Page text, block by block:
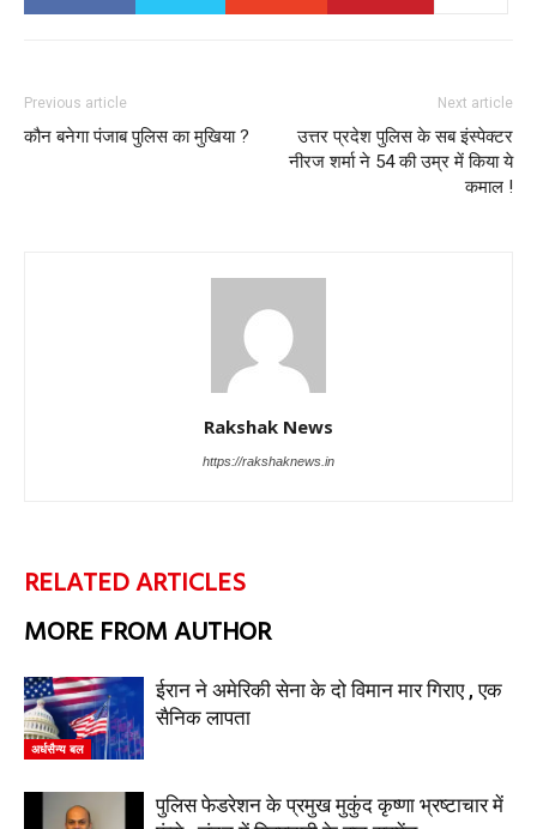
Previous article
कौन बनेगा पंजाब पुलिस का मुखिया ?
Next article
उत्तर प्रदेश पुलिस के सब इंस्पेक्टर
नीरज शर्मा ने 54 की उम्र में किया ये
कमाल !
Rakshak News
https://rakshaknews.in
RELATED ARTICLES
MORE FROM AUTHOR
अर्धसैन्य बल
ईरान ने अमेरिकी सेना के दो विमान मार गिराए , एक
सैनिक लापता
पुलिस फेडरेशन के प्रमुख मुकुंद कृष्णा भ्रष्टाचार में